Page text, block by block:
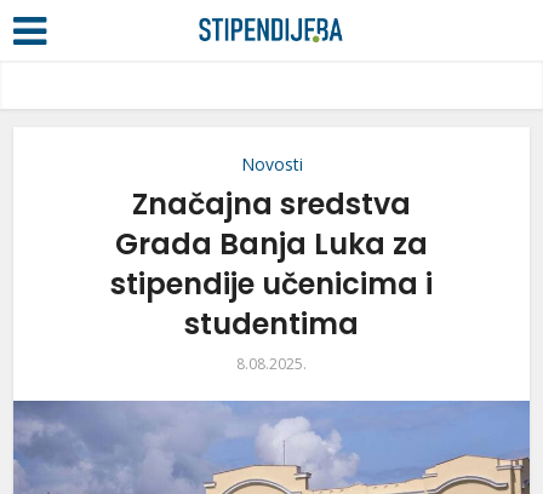
Novosti
Značajna sredstva
Grada Banja Luka za
stipendije učenicima i
studentima
8.08.2025.